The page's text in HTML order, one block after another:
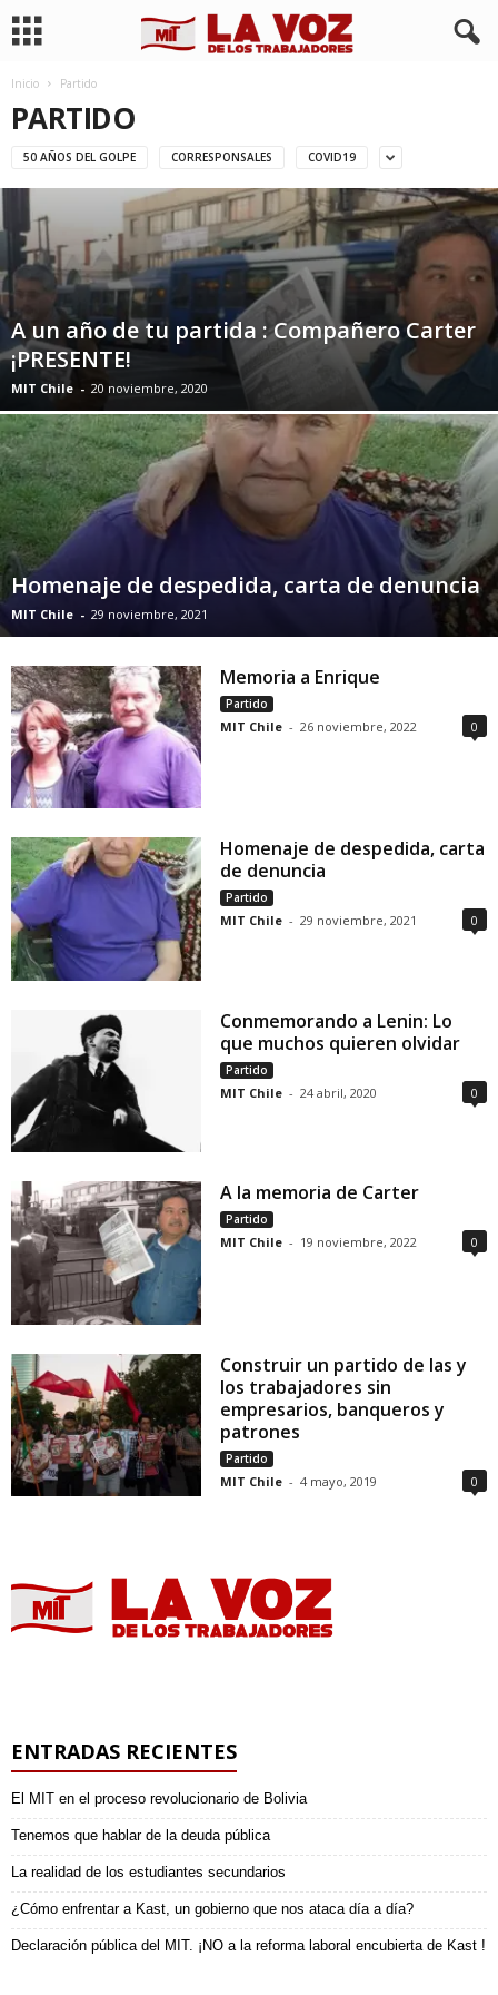
Inicio Partido
PARTIDO
50 AÑOS DEL GOLPE CORRESPONSALES COVID19
A un año de tu partida : Compañero Carter
¡PRESENTE!
MIT Chile - 20 noviembre, 2020
Homenaje de despedida, carta de denuncia
MIT Chile - 29 noviembre, 2021
Memoria a Enrique
Partido
MIT Chile - 26 noviembre, 2022 0
Homenaje de despedida, carta
de denuncia
Partido
MIT Chile - 29 noviembre, 2021 0
Conmemorando a Lenin: Lo
que muchos quieren olvidar
Partido
MIT Chile - 24 abril, 2020 0
A la memoria de Carter
Partido
MIT Chile - 19 noviembre, 2022 0
Construir un partido de las y
los trabajadores sin
empresarios, banqueros y
patrones
Partido
MIT Chile - 4 mayo, 2019 0
ENTRADAS RECIENTES
El MIT en el proceso revolucionario de Bolivia
Tenemos que hablar de la deuda pública
La realidad de los estudiantes secundarios
¿Cómo enfrentar a Kast, un gobierno que nos ataca día a día?
Declaración pública del MIT. ¡NO a la reforma laboral encubierta de Kast !